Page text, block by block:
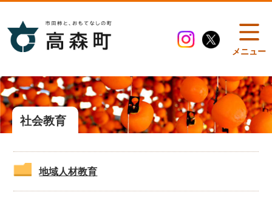
メニュー
社会教育
地域人材教育